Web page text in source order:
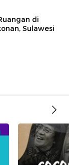
di
Sulawesi